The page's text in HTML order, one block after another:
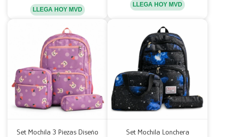
LLEGA HOY MVD
LLEGA HOY MVD
Set Mochila 3 Piezas Diseño
Set Mochila Lonchera